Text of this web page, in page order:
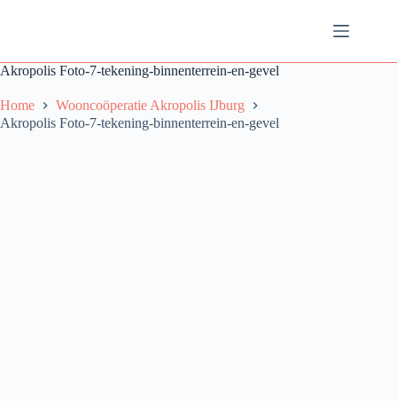
Akropolis Foto-7-tekening-binnenterrein-en-gevel
Home
Wooncoöperatie Akropolis IJburg
Akropolis Foto-7-tekening-binnenterrein-en-gevel